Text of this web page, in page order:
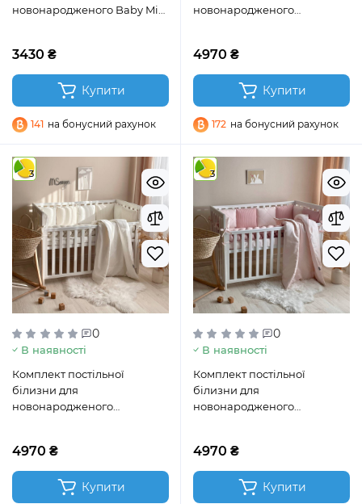
новонародженого Baby Mix
3430 ₴
Купити
141 на бонусний рахунок
новонародженого
4970 ₴
Купити
172 на бонусний рахунок
3
0
В наявності
Комплект постільної
білизни для
новонародженого
4970 ₴
Купити
3
0
В наявності
Комплект постільної
білизни для
новонародженого
4970 ₴
Купити